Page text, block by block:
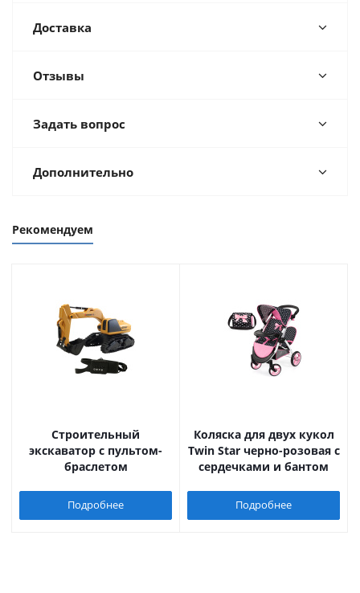
Доставка
Отзывы
Задать вопрос
Дополнительно
Рекомендуем
Строительный
экскаватор с пультом-
браслетом
Подробнее
Коляска для двух кукол
Twin Star черно-розовая с
сердечками и бантом
Подробнее